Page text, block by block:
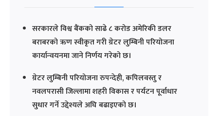
सरकारले विश्व बैंकको साढे ८ करोड अमेरिकी डलर
बराबरको ऋण स्वीकृत गरी ग्रेटर लुम्बिनी परियोजना
कार्यान्वयनमा जाने निर्णय गरेको छ।
ग्रेटर लुम्बिनी परियोजना रुपन्देही, कपिलवस्तु र
नवलपरासी जिल्लामा शहरी विकास र पर्यटन पूर्वाधार
सुधार गर्ने उद्देश्यले अघि बढाइएको छ।